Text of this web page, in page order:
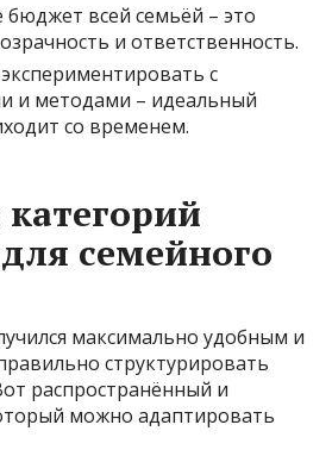
бюджет всей семьёй – это
и ответственность.
с
и методами – идеальный
со временем.
семейного
максимально удобным и
структурировать
распространённый и
можно адаптировать